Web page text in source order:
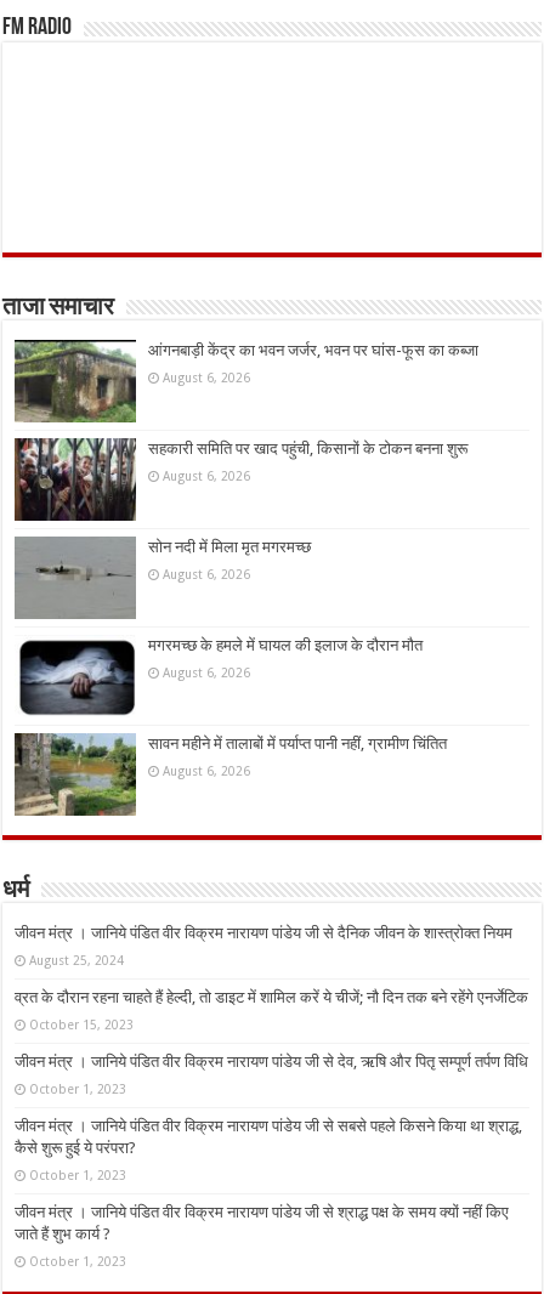
FM Radio
ताजा समाचार
आंगनबाड़ी केंद्र का भवन जर्जर, भवन पर घांस-फूस का कब्जा
August 6, 2026
सहकारी समिति पर खाद पहुंची, किसानों के टोकन बनना शुरू
August 6, 2026
सोन नदी में मिला मृत मगरमच्छ
August 6, 2026
मगरमच्छ के हमले में घायल की इलाज के दौरान मौत
August 6, 2026
सावन महीने में तालाबों में पर्याप्त पानी नहीं, ग्रामीण चिंतित
August 6, 2026
धर्म
जीवन मंत्र । जानिये पंडित वीर विक्रम नारायण पांडेय जी से दैनिक जीवन के शास्त्रोक्त नियम
August 25, 2024
व्रत के दौरान रहना चाहते हैं हेल्दी, तो डाइट में शामिल करें ये चीजें; नौ दिन तक बने रहेंगे एनर्जेटिक
October 15, 2023
जीवन मंत्र । जानिये पंडित वीर विक्रम नारायण पांडेय जी से देव, ऋषि और पितृ सम्पूर्ण तर्पण विधि
October 1, 2023
जीवन मंत्र । जानिये पंडित वीर विक्रम नारायण पांडेय जी से सबसे पहले किसने किया था श्राद्ध,
कैसे शुरू हुई ये परंपरा?
October 1, 2023
जीवन मंत्र । जानिये पंडित वीर विक्रम नारायण पांडेय जी से श्राद्ध पक्ष के समय क्यों नहीं किए
जाते हैं शुभ कार्य ?
October 1, 2023